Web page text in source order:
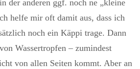
der anderen ggf. noch ne „kleine
helfe mir oft damit aus, dass ich
noch ein Käppi trage. Dann
Wassertropfen – zumindest
von allen Seiten kommt. Aber an